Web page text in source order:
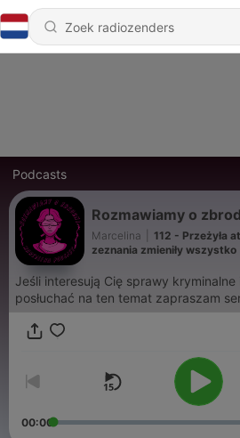
Podcasts
Rozmawiamy o
Marcelina
112 - Przeżyła
zeznania zmieniły wszystko
Jeśli interesują Cię sprawy
posłuchać na ten temat zapraszam
00:00